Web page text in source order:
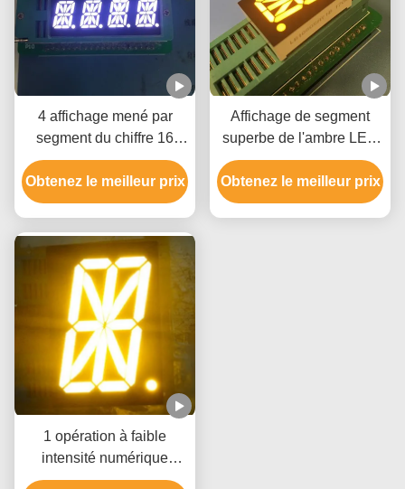
4 affichage mené par
segment du chiffre 16
cathode commune de
0,39 pouces pour
l'indicateur d'humidité de
Obtenez le meilleur prix
Affichage de segment
superbe de l'ambre LED
seize 0,8 pouces pour le
contrôle d'automation
Obtenez le meilleur prix
1 opération à faible
intensité numérique
alphanumérique